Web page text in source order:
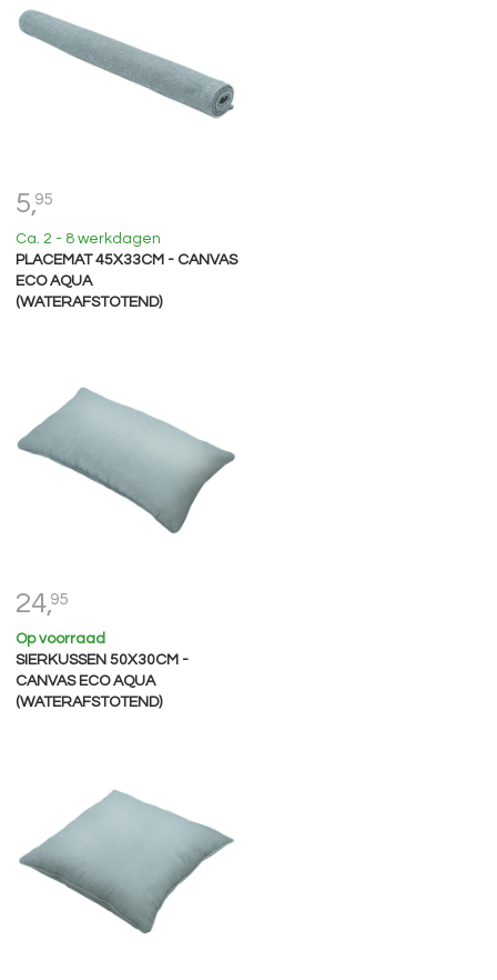
5,95
Ca. 2 - 8 werkdagen
PLACEMAT 45X33CM - CANVAS
ECO AQUA
(WATERAFSTOTEND)
24,95
Op voorraad
SIERKUSSEN 50X30CM -
CANVAS ECO AQUA
(WATERAFSTOTEND)